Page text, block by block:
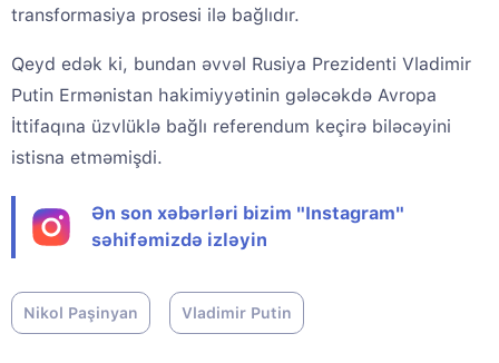
transformasiya prosesi ilə bağlıdır.
Qeyd edək ki, bundan əvvəl Rusiya Prezidenti Vladimir
Putin Ermənistan hakimiyyətinin gələcəkdə Avropa
İttifaqına üzvlüklə bağlı referendum keçirə biləcəyini
istisna etməmişdi.
Ən son xəbərləri bizim "Instagram"
səhifəmizdə izləyin
Nikol Paşinyan Vladimir Putin